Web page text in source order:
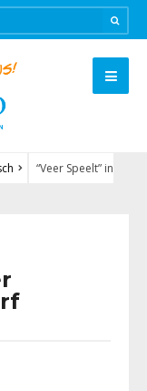
“Veer Speelt” in